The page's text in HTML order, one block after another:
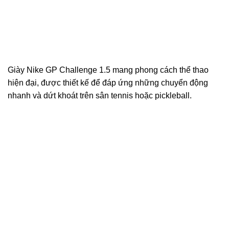
Giày Nike GP Challenge 1.5 mang phong cách thể thao
hiện đại, được thiết kế để đáp ứng những chuyển động
nhanh và dứt khoát trên sân tennis hoặc pickleball.